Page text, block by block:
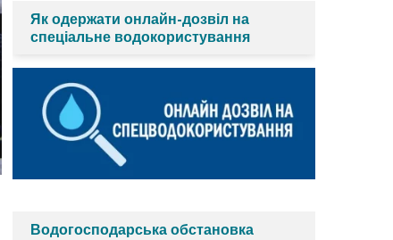
Як одержати онлайн-дозвіл на
спеціальне водокористування
Водогосподарська обстановка